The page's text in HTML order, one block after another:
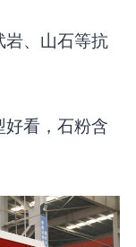
、山石等抗
看，石粉含